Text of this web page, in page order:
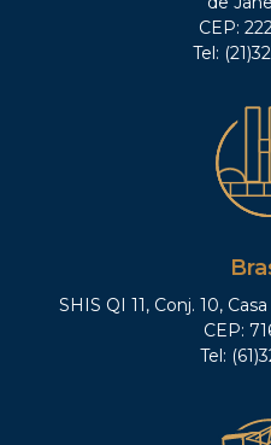
CEP:
Tel:
SHIS QI 11, Conj. 10,
CEP:
Tel: